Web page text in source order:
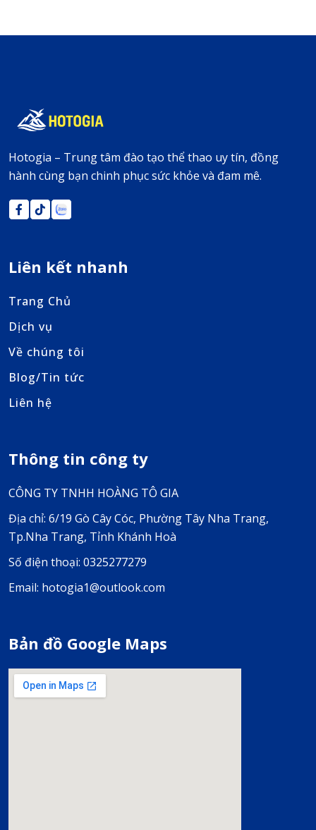
Hotogia – Trung tâm đào tạo thể thao uy tín, đồng
hành cùng bạn chinh phục sức khỏe và đam mê.
Liên kết nhanh
Trang Chủ
Dịch vụ
Về chúng tôi
Blog/Tin tức
Liên hệ
Thông tin công ty
CÔNG TY TNHH HOÀNG TÔ GIA
Địa chỉ: 6/19 Gò Cây Cóc, Phường Tây Nha Trang,
Tp.Nha Trang, Tỉnh Khánh Hoà
Số điện thoại: 0325277279
Email: hotogia1@outlook.com
Bản đồ Google Maps